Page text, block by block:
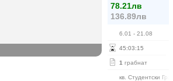
78.21лв
136.89лв
6.01 - 21.08
45:03:15
1 грабнат
кв. Студентски